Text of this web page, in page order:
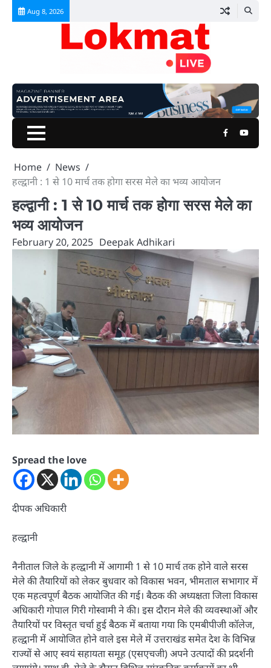
Skip
Aug 8, 2026
Facebook
Home
News
हल्द्वानी : 1 से 10 मार्च तक होगा सरस मेले का भव्य आयोजन
हल्द्वानी : 1 से 10 मार्च तक होगा सरस मेले का
भव्य आयोजन
February 20, 2025 Deepak Adhikari
Spread the love
दीपक अधिकारी
हल्द्वानी
नैनीताल जिले के हल्द्वानी में आगामी 1 से 10 मार्च तक होने वाले सरस
मेले की तैयारियों को लेकर बुधवार को विकास भवन, भीमताल सभागार में
एक महत्वपूर्ण बैठक आयोजित की गई। बैठक की अध्यक्षता जिला विकास
अधिकारी गोपाल गिरी गोस्वामी ने की। इस दौरान मेले की व्यवस्थाओं और
तैयारियों पर विस्तृत चर्चा हुई बैठक में बताया गया कि एमबीपीजी कॉलेज,
हल्द्वानी में आयोजित होने वाले इस मेले में उत्तराखंड समेत देश के विभिन्न
राज्यों से आए स्वयं सहायता समूह (एसएचजी) अपने उत्पादों की प्रदर्शनी